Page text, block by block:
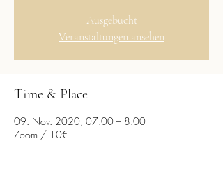
Ausgebucht
Veranstaltungen ansehen
Time & Place
09. Nov. 2020, 07:00 – 8:00
Zoom / 10€